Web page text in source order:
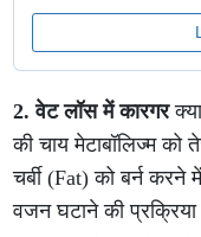
2. वेट लॉस में कारगर
की चाय मेटाबॉलिज्म
चर्बी (Fat) को बर्न
वजन घटाने की प्रक्रिया